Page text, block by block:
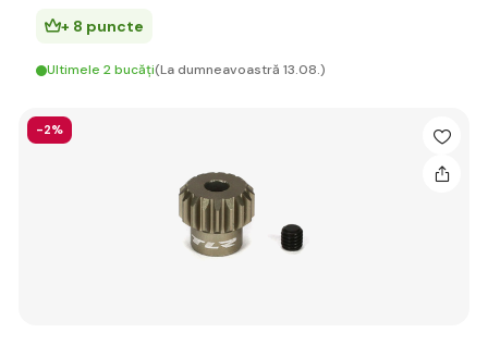
+ 8 puncte
Ultimele 2 bucăți(La dumneavoastră 13.08.)
-2%